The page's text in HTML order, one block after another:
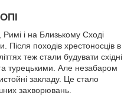
Римі і на Близькому Сході
Після походів хрестоносців в
теж стали будувати східні
турецькими. Але незабаром
закладу. Це стало
захворювань.